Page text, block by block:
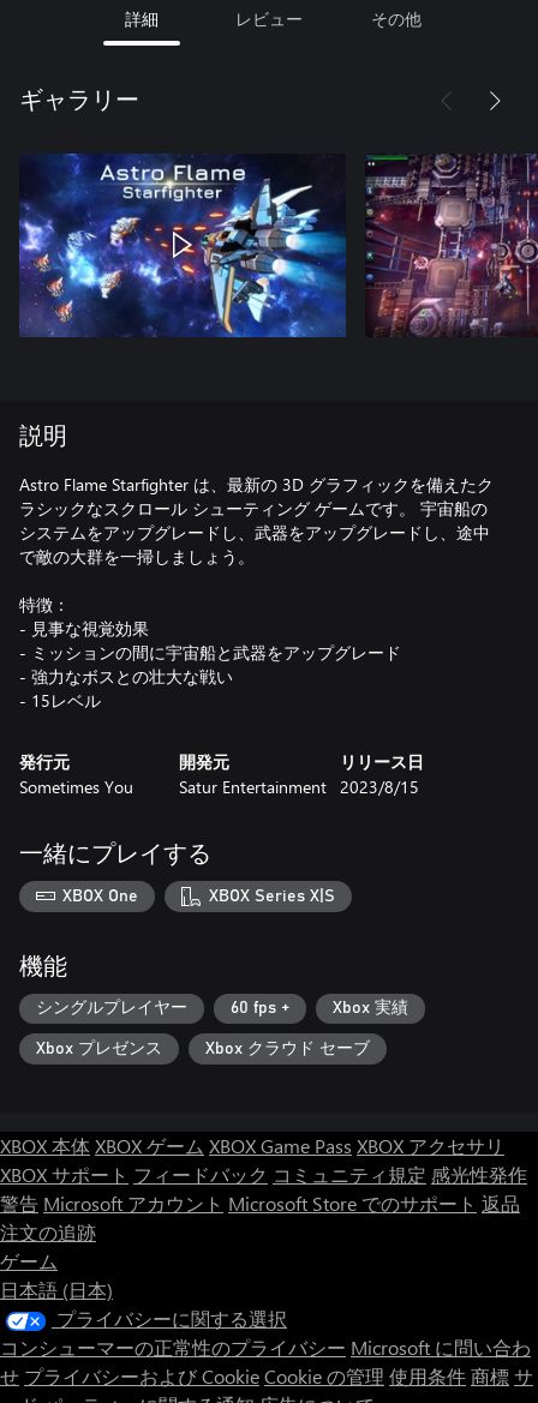
詳細 レビュー その他
ギャラリー
説明
Astro Flame Starfighter は、最新の 3D グラフィックを備えたク
ラシックなスクロール シューティング ゲームです。 宇宙船の
システムをアップグレードし、武器をアップグレードし、途中
で敵の大群を一掃しましょう。
特徴：
- 見事な視覚効果
- ミッションの間に宇宙船と武器をアップグレード
- 強力なボスとの壮大な戦い
- 15レベル
発行元
Sometimes You
開発元
Satur Entertainment
リリース日
2023/8/15
一緒にプレイする
XBOX One XBOX Series X|S
機能
シングルプレイヤー 60 fps + Xbox 実績
Xbox プレゼンス Xbox クラウド セーブ
XBOX 本体XBOX ゲーム XBOX Game Pass XBOX アクセサリ
XBOX サポート フィードバック コミュニティ規定 感光性発作
警告 Microsoft アカウント Microsoft Store でのサポート 返品
注文の追跡
ゲーム
日本語 (日本)
プライバシーに関する選択
コンシューマーの正常性のプライバシー Microsoft に問い合わ
せ プライバシーおよび CookieCookie の管理 使用条件商標サ